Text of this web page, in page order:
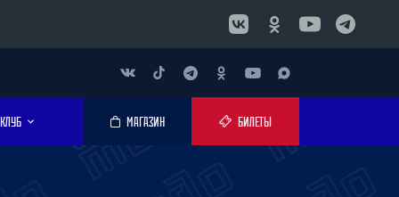
КЛУБ МАГАЗИН БИЛЕТЫ